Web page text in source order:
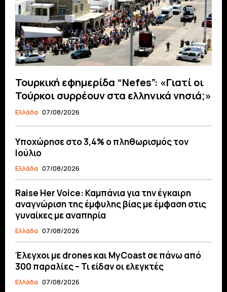
Τουρκική εφημερίδα “Nefes”: «Γιατί οι
Τούρκοι συρρέουν στα ελληνικά νησιά;»
Ελλάδα 07/08/2026
Υποχώρησε στο 3,4% ο πληθωρισμός τον
Ιούλιο
Ελλάδα 07/08/2026
Raise Her Voice: Καμπάνια για την έγκαιρη
αναγνώριση της έμφυλης βίας με έμφαση στις
γυναίκες με αναπηρία
Ελλάδα 07/08/2026
Έλεγχοι με drones και MyCoast σε πάνω από
300 παραλίες – Τι είδαν οι ελεγκτές
Ελλάδα 07/08/2026